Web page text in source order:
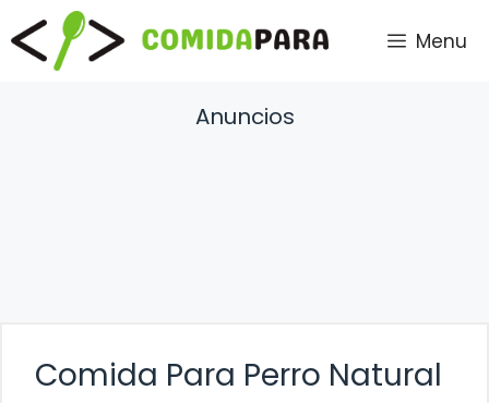
Saltar
al
contenido
Menu
Anuncios
Comida Para Perro Natural